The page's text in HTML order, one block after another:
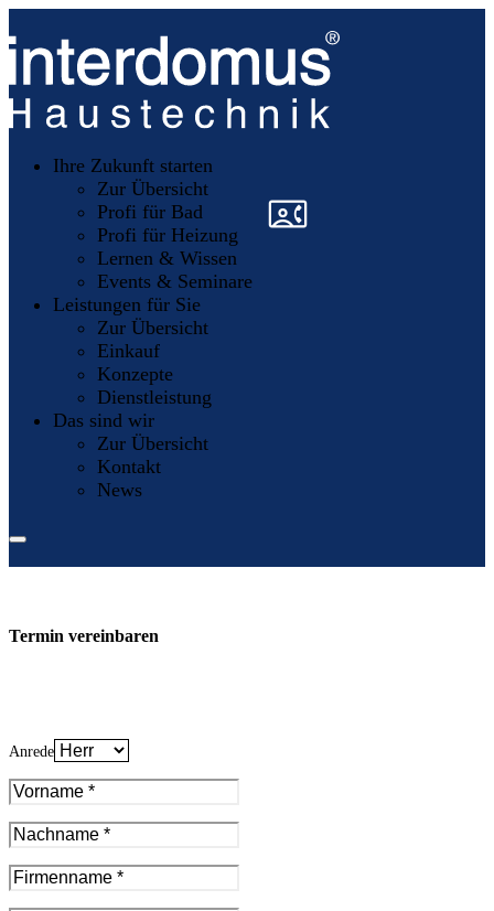
Ihre Zukunft starten
Zur Übersicht
Profi für Bad
Profi für Heizung
Lernen & Wissen
Events & Seminare
Leistungen für Sie
Zur Übersicht
Einkauf
Konzepte
Dienstleistung
Das sind wir
Zur Übersicht
Kontakt
News
»
Termin vereinbaren
Anrede